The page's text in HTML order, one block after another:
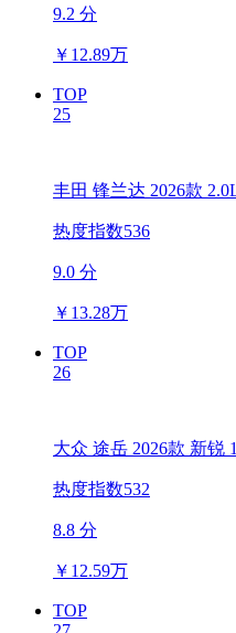
9.2 分
￥ 12.89万
TOP
25
丰田 锋兰达 2026款
热度指数536
9.0 分
￥ 13.28万
TOP
26
大众 途岳 2026款 新锐
热度指数532
8.8 分
￥ 12.59万
TOP